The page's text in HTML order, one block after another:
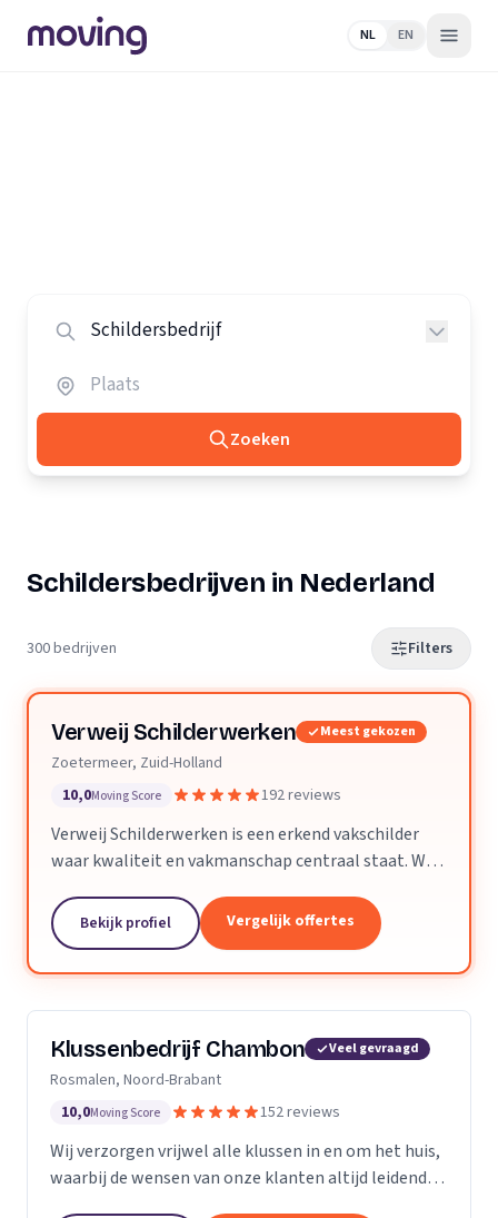
NL EN
Zoeken
Schildersbedrijven in Nederland
300 bedrijven Filters
Verweij Schilderwerken Meest gekozen
Zoetermeer, Zuid-Holland
10,0Moving Score 192 reviews
Verweij Schilderwerken is een erkend vakschilder
waar kwaliteit en vakmanschap centraal staat. Wij
opgeleverde werk.
Bekijk profiel Vergelijk offertes
Klussenbedrijf Chambon Veel gevraagd
Rosmalen, Noord-Brabant
10,0Moving Score 152 reviews
Wij verzorgen vrijwel alle klussen in en om het huis,
waarbij de wensen van onze klanten altijd leidend